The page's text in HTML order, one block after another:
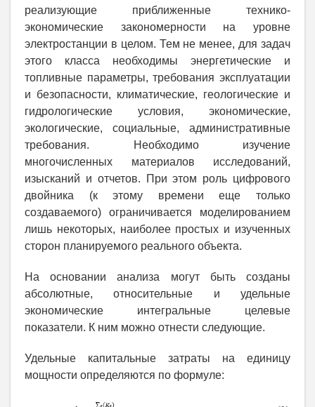
реализующие приближенные технико-
экономические закономерности на уровне
электростанции в целом. Тем не менее, для задач
этого класса необходимы энергетические и
топливные параметры, требования эксплуатации
и безопасности, климатические, геологические и
гидрологические условия, экономические,
экологические, социальные, административные
требования.
Необходимо изучение
многочисленных материалов исследований,
изысканий и отчетов. При этом роль цифрового
двойника (к этому времени еще только
создаваемого) ограничивается моделированием
лишь некоторых, наиболее простых и изученных
сторон планируемого реального объекта.
На основании анализа могут быть созданы
абсолютные, относительные и удельные
экономические интегральные целевые
показатели. К ним можно отнести следующие.
Удельные капитальные затраты на единицу
мощности определяются по формуле: